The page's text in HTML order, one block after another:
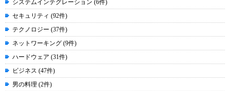
システムインテグレーション (6件)
セキュリティ (92件)
テクノロジー (37件)
ネットワーキング (9件)
ハードウェア (31件)
ビジネス (47件)
男の料理 (2件)